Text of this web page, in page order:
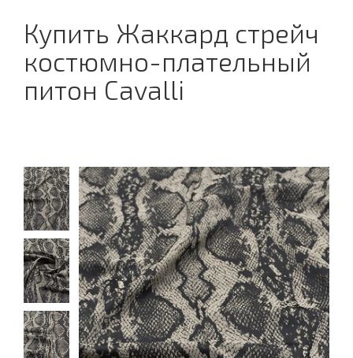
Купить Жаккард стрейч
костюмно-плательный
питон Cavalli